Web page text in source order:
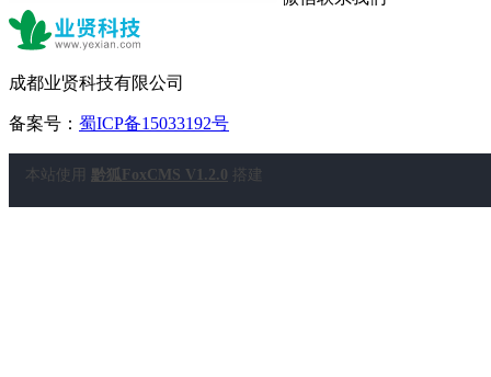
成都业贤科技有限公司
备案号： 蜀ICP备15033192号
本站使用 黔狐FoxCMS V1.2.0 搭建